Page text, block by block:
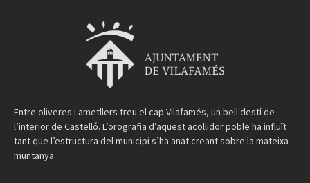
Entre oliveres i ametllers treu el cap Vilafamés, un bell destí de
l’interior de Castelló. L’orografia d’aquest acollidor poble ha influït
tant que l’estructura del municipi s’ha anat creant sobre la mateixa
muntanya.